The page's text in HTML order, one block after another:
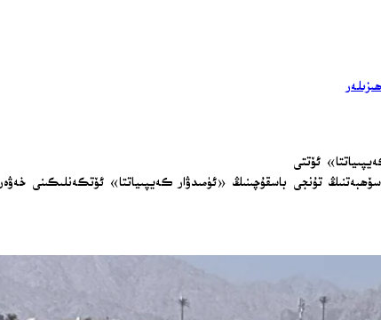
ئۆتتى
تۇنجى باسقۇچىنىڭ «ئۈمىدۋار كەيپىياتتا» ئۆتكەنلىكىنى